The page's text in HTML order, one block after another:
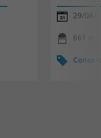
29/08/
661 m